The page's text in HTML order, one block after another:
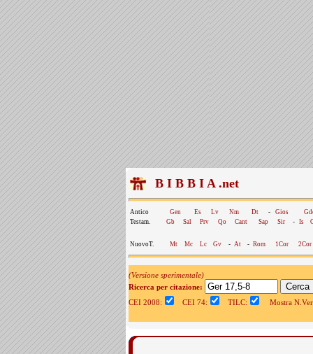
B I B B I A .net
Antico Gen Es Lv Nm Dt - Gios
Testam.
Gb Sal Prv Qo Cant Sap Sir - Is
NuovoT. Mt Mc Lc Gv - At - Rom 1Cor 2Cor
(Versione sperimentale)
Ricerca per citazione:
CEI 2008:
CEI 74: TILC: Mostra